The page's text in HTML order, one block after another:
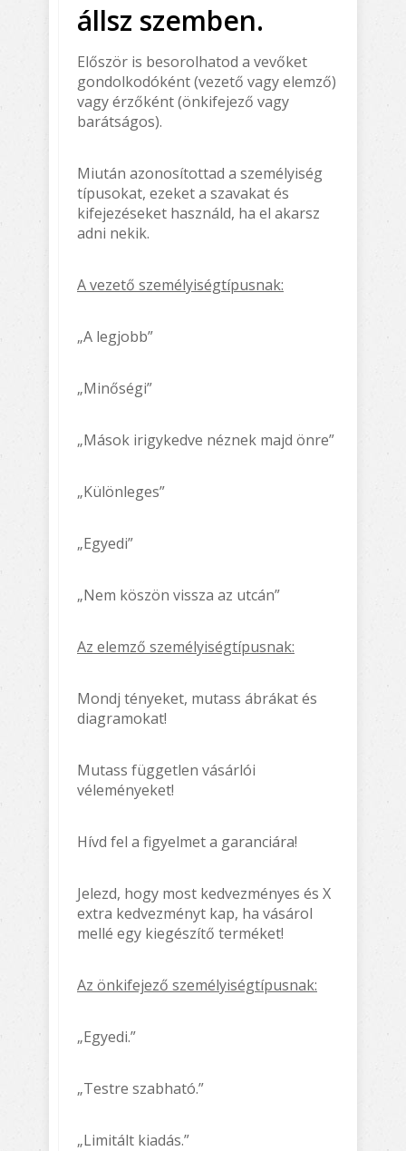
állsz szemben.
Először is besorolhatod a vevőket
gondolkodóként (vezető vagy elemző)
vagy érzőként (önkifejező vagy
barátságos).
Miután azonosítottad a személyiség
típusokat, ezeket a szavakat és
kifejezéseket használd, ha el akarsz
adni nekik.
A vezető személyiségtípusnak:
„A legjobb”
„Minőségi”
„Mások irigykedve néznek majd önre”
„Különleges”
„Egyedi”
„Nem köszön vissza az utcán”
Az elemző személyiségtípusnak:
Mondj tényeket, mutass ábrákat és
diagramokat!
Mutass független vásárlói
véleményeket!
Hívd fel a figyelmet a garanciára!
Jelezd, hogy most kedvezményes és X
extra kedvezményt kap, ha vásárol
mellé egy kiegészítő terméket!
Az önkifejező személyiségtípusnak:
„Egyedi.”
„Testre szabható.”
„Limitált kiadás.”